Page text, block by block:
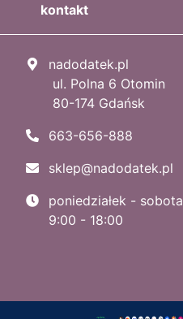
kontakt
nadodatek.pl
ul. Polna 6 Otomin
80-174 Gdańsk
663-656-888
sklep@nadodatek.pl
poniedziałek - sobota
9:00 - 18:00